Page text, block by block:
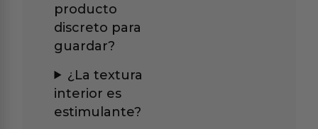
producto
discreto para
guardar?
¿La textura
interior es
estimulante?